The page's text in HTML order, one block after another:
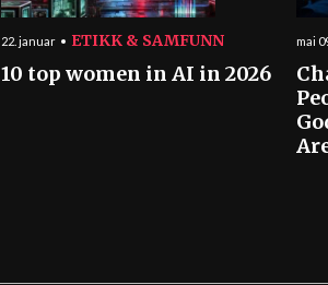
22. januar ETIKK & SAMFUNN
10 top women in AI in 2026
mai